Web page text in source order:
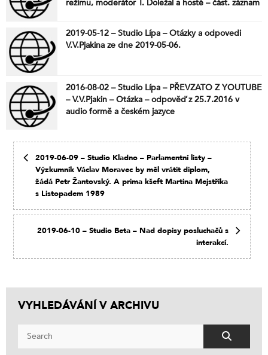
režimu, moderátor T. Doležal a hosté – část. záznam
NR a Velvyslanec ze Slovenska (org. ČSBS)
2019-05-12 – Studio Lípa – Otázky a odpovedi
V.V.Pjakina ze dne 2019-05-06.
2016-08-02 – Studio Lípa – PŘEVZATO Z YOUTUBE
– V.V.Pjakin – Otázka – odpověď z 25.7.2016 v
audio formě a českém jazyce
2019-06-09 – Studio Kladno – Parlamentní listy –
Výzkumník Václav Moravec by měl vrátit diplom,
žádá Petr Žantovský. A prima kšeft Martina Mejstříka
s Listopadem 1989
2019-06-10 – Studio Beta – Nad dopisy posluchačů s
interakcí.
VYHLEDÁVÁNÍ V ARCHIVU